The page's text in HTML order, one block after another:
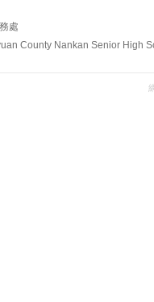
處
County Nankan Senior High